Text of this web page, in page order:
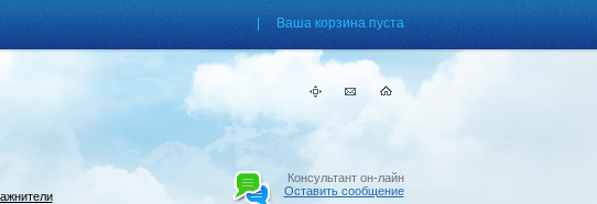
| Ваша корзина пуста
Консультант он-лайн
Оставить сообщениеПаровые увлажнители